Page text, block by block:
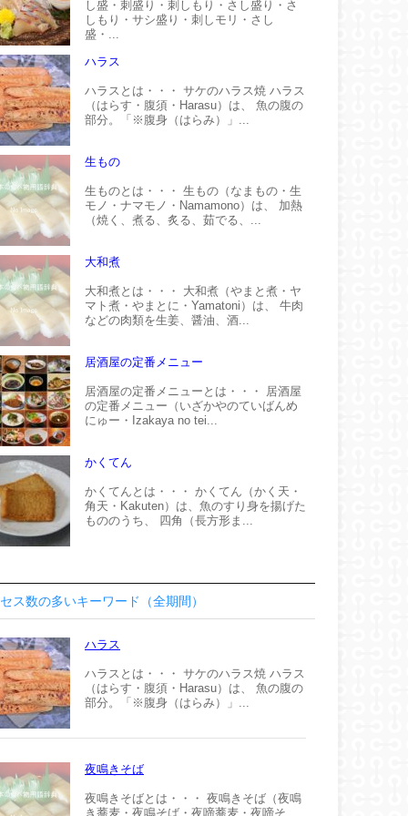
し盛・刺盛り・刺しもり・さし盛り・さ
しもり・サシ盛り・刺しモリ・さし
盛・...
ハラス
ハラスとは・・・ サケのハラス焼 ハラス
（はらす・腹須・Harasu）は、 魚の腹の
部分。「※腹身（はらみ）」...
生もの
生ものとは・・・ 生もの（なまもの・生
モノ・ナマモノ・Namamono）は、 加熱
（焼く、煮る、炙る、茹でる、...
大和煮
大和煮とは・・・ 大和煮（やまと煮・ヤ
マト煮・やまとに・Yamatoni）は、 牛肉
などの肉類を生姜、醤油、酒...
居酒屋の定番メニュー
居酒屋の定番メニューとは・・・ 居酒屋
の定番メニュー（いざかやのていばんめ
にゅー・Izakaya no tei...
かくてん
かくてんとは・・・ かくてん（かく天・
角天・Kakuten）は、魚のすり身を揚げた
もののうち、 四角（長方形ま...
ス数の多いキーワード（全期間）
ハラス
ハラスとは・・・ サケのハラス焼 ハラス
（はらす・腹須・Harasu）は、 魚の腹の
部分。「※腹身（はらみ）」...
夜鳴きそば
夜鳴きそばとは・・・ 夜鳴きそば（夜鳴
き蕎麦・夜鳴そば・夜啼蕎麦・夜啼そ